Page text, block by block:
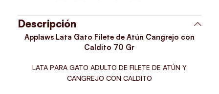
Descripción
Applaws Lata Gato Filete de Atún Cangrejo con
Caldito 70 Gr
LATA PARA GATO ADULTO DE FILETE DE ATÚN Y
CANGREJO CON CALDITO